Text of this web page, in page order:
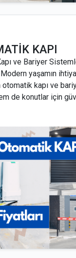
KAPI
ve Bariyer
yaşamın
kapı ve
de konutlar için